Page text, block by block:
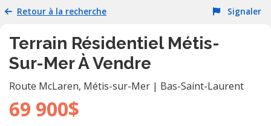
RESSOURCES
Retour à la recherche Signaler
Terrain Résidentiel Métis-
Sur-Mer À Vendre
Route McLaren, Métis-sur-Mer | Bas-Saint-Laurent
69 900$